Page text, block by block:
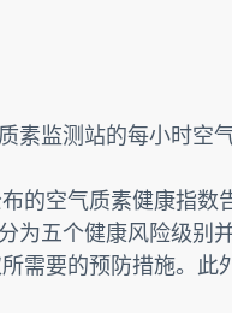
素监测站的每小时空
的空气质素健康指
为五个健康风险级别
需要的预防措施。此